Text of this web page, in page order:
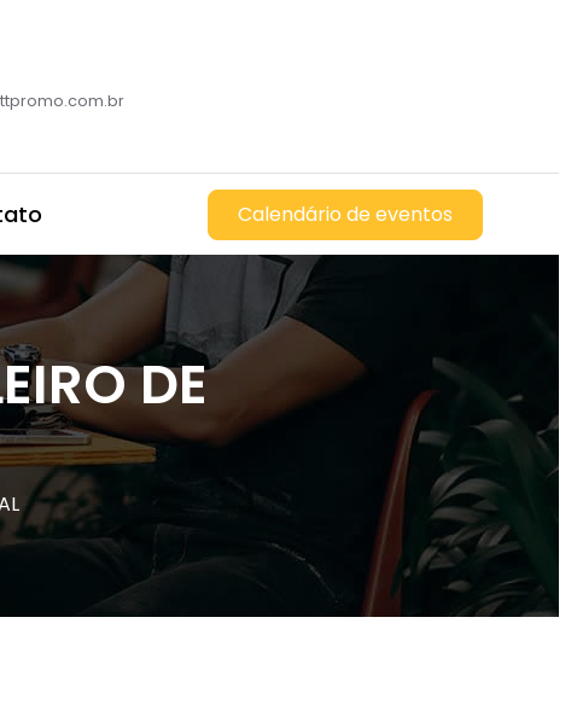
Calendário de eventos
DE